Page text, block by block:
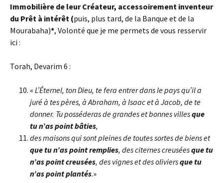
Immobilière de leur Créateur, accessoirement inventeur
du Prêt à intérêt (puis, plus tard, de la Banque et de la
Mourabaha)*, Volonté que je me permets de vous resservir
ici :
Torah, Devarim 6 :
« L’Éternel, ton Dieu, te fera entrer dans le pays qu’il a
juré à tes pères, à Abraham, à Isaac et à Jacob, de te
donner. Tu posséderas de grandes et bonnes villesque
tu n’as point bâties,
des maisons qui sont pleines de toutes sortes de biens et
que tu n’as point remplies, des citernes creuséesque tu
n’as point creusées, des vignes et des oliviersque tu
n’as point plantés.»